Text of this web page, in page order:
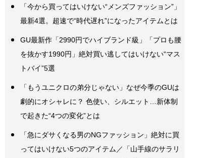
「今から買ってはいけない“メンズファッション”」
最新4選。超速で“時代遅れ”になったアイテムとは
GU最新作「2990円でハイブランド級」「プロも腰
を抜かす1990円」絶対買い逃してはいけない“マス
トバイ”5選
「もうユニクロの弟分じゃない」なぜ今季のGUは
劇的にオシャレに？ 色使い、シルエット…新体制
で起きた“4つの変化”とは
「急にダサくなる男のNGファッション」絶対に買
ってはいけない5つのアイテム／「山手線のサラリ